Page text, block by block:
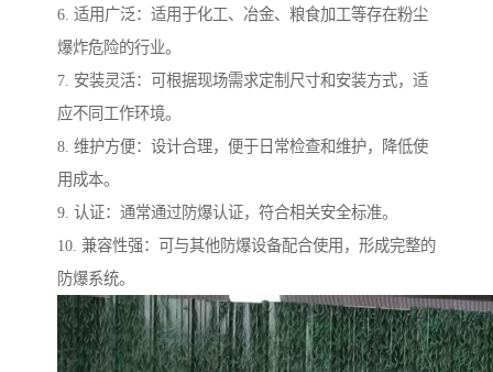
6. 适用广泛：适用于化工、冶金、粮食加工等存在粉尘
爆炸危险的行业。
7. 安装灵活：可根据现场需求定制尺寸和安装方式，适
应不同工作环境。
8. 维护方便：设计合理，便于日常检查和维护，降低使
用成本。
9. 认证：通常通过防爆认证，符合相关安全标准。
10. 兼容性强：可与其他防爆设备配合使用，形成完整的
防爆系统。